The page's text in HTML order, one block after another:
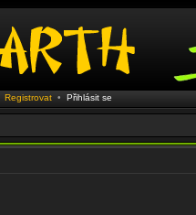
Registrovat • Přihlásit se